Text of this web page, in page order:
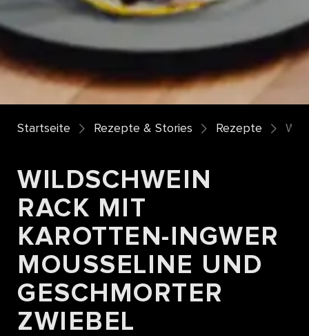
Startseite Rezepte & Stories Rezepte
WILDSCHWEIN
RACK MIT
KAROTTEN-INGWER
MOUSSELINE UND
GESCHMORTER
ZWIEBEL